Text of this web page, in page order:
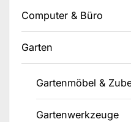
Computer & Büro
Garten
Gartenmöbel &
Gartenwerkzeuge